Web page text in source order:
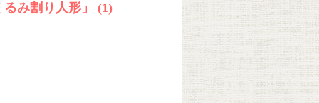
み割り人形」 (1)